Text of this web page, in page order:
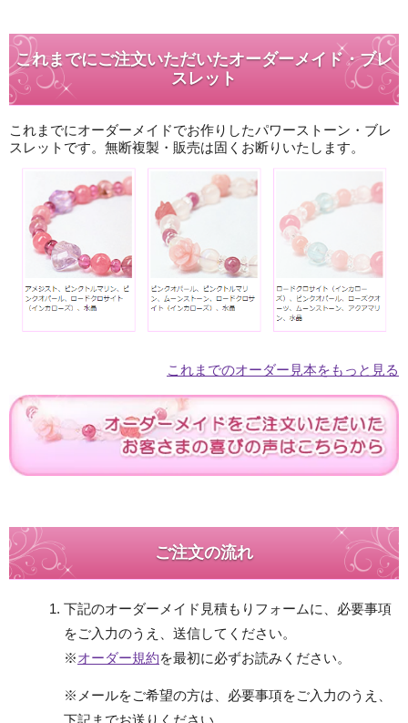
これまでにご注文いただいたオーダーメイド・ブレ
スレット
これまでにオーダーメイドでお作りしたパワーストーン・ブレ
スレットです。無断複製・販売は固くお断りいたします。
これまでのオーダー見本をもっと見る
ご注文の流れ
下記のオーダーメイド見積もりフォームに、必要事項
をご入力のうえ、送信してください。
※オーダー規約を最初に必ずお読みください。
※メールをご希望の方は、必要事項をご入力のうえ、
下記までお送りください。